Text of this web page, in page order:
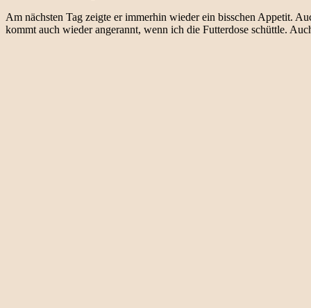
Am nächsten Tag zeigte er immerhin wieder ein bisschen Appetit.
kommt auch wieder angerannt, wenn ich die Futterdose schüttle.